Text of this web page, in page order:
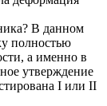
В данном
полностью
а именно в
утверждение
I или II